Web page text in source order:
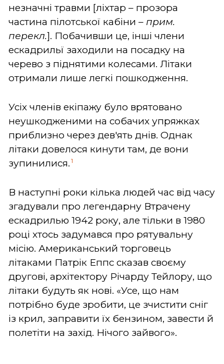
незначні травми [ліхтар – прозора
частина пілотської кабіни – прим.
перекл.]. Побачивши це, інші члени
ескадрильї заходили на посадку на
черево з піднятими колесами. Літаки
отримали лише легкі пошкодження.
Усіх членів екіпажу було врятовано
неушкодженими на собачих упряжках
приблизно через дев'ять днів. Однак
літаки довелося кинути там, де вони
зупинилися. 1
В наступні роки кілька людей час від часу
згадували про легендарну Втрачену
ескадрилью 1942 року, але тільки в 1980
році хтось задумався про рятувальну
місію. Американський торговець
літаками Патрік Еппс сказав своєму
другові, архітектору Річарду Тейлору, що
літаки будуть як нові. «Усе, що нам
потрібно буде зробити, це зчистити сніг
із крил, заправити їх бензином, завести й
полетіти на захід. Нічого зайвого».